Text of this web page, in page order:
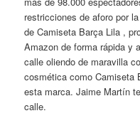
restricciones de aforo por
de Camiseta Barça Lila ,
Amazon de forma rápida y
calle oliendo de maravilla
cosmética como Camiseta
esta marca. Jaime Martín
calle.